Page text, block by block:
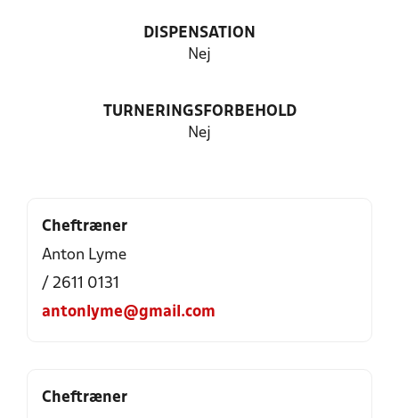
DISPENSATION
Nej
TURNERINGSFORBEHOLD
Nej
Cheftræner
Anton Lyme
/ 2611 0131
antonlyme@gmail.com
Cheftræner